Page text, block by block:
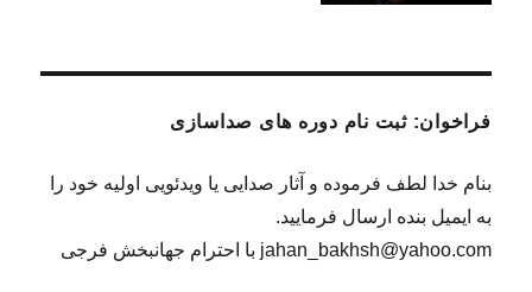
فراخوان: ثبت نام دوره های صداسازی
بنام خدا لطف فرموده و آثار صدایی یا ویدئویی اولیه خود را
به ایمیل بنده ارسال فرمایید.
jahan_bakhsh@yahoo.com با احترام جهانبخش فرجی